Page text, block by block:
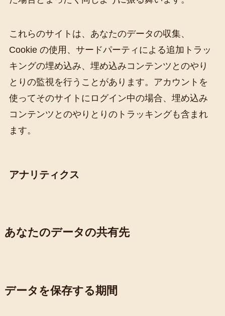
これらのサイトは、あなたのデータの収集、
Cookie の使用、サードパーティによる追加トラッ
キングの埋め込み、埋め込みコンテンツとのやり
とりの監視を行うことがあります。アカウントを
使ってそのサイトにログイン中の場合、埋め込み
コンテンツとのやりとりのトラッキングも含まれ
ます。
アナリティクス
あなたのデータの共有先
データを保存する期間